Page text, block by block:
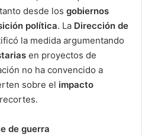
desde los gobiernos
política. La Dirección de
la medida argumentando
en proyectos de
no ha convencido a
sobre el impacto
de guerra